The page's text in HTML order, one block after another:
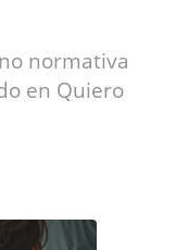
normativa
en Quiero